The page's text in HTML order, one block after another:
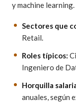
y machine learning.
Sectores que
Retail.
Roles típicos:
Ingeniero de
Horquilla
anuales, según